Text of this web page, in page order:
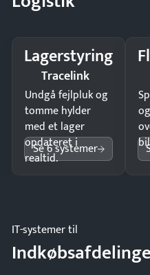
Lagerstyring
Tracelink
Undgå fejlpluk og
tomme hylder
med et lager
opdateret i
realtid.
Se 6 systemer
IT-systemer til